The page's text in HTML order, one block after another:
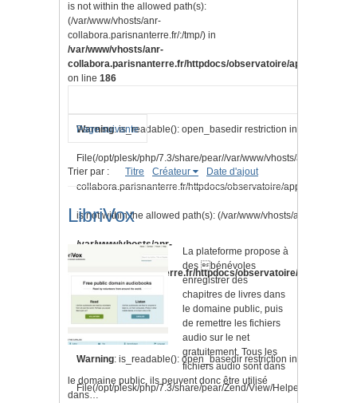
is not within the allowed path(s):
(/var/www/vhosts/anr-
collabora.parisnanterre.fr/:/tmp/) in
/var/www/vhosts/anr-
collabora.parisnanterre.fr/httpdocs/observatoire/application/
on line 186
Warning: is_readable(): open_basedir restriction in effect.
File(/opt/plesk/php/7.3/share/pear//var/www/vhosts/anr-
collabora.parisnanterre.fr/httpdocs/observatoire/application/
is not within the allowed path(s): (/var/www/vhosts/anr-
/var/www/vhosts/anr-
collabora.parisnanterre.fr/httpdocs/observatoire/application/
on line
Warning: is_readable(): open_basedir restriction in effect.
File(/opt/plesk/php/7.3/share/pear/Zend/View/Helper/
Page suivante
Trier par : Titre Créateur Date d'ajout
LibriVox
La plateforme propose à
des bénévoles
enregistrer des
chapitres de livres dans
le domaine public, puis
de remettre les fichiers
audio sur le net
gratuitement. Tous les
fichiers audio sont dans
le domaine public, ils peuvent donc être utilisé
dans…